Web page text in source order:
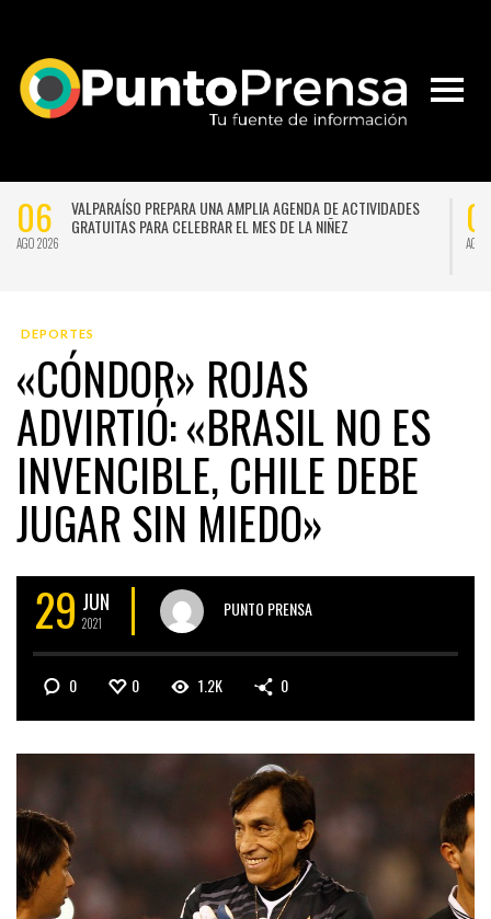
06
AGO 2026
VALPARAÍSO PREPARA UNA AMPLIA AGENDA DE ACTIVIDADES
GRATUITAS PARA CELEBRAR EL MES DE LA NIÑEZ
AGO
DEPORTES
«CÓNDOR» ROJAS
ADVIRTIÓ: «BRASIL NO ES
INVENCIBLE, CHILE DEBE
JUGAR SIN MIEDO»
29 JUN
2021
PUNTO PRENSA
0 0 1.2K 0